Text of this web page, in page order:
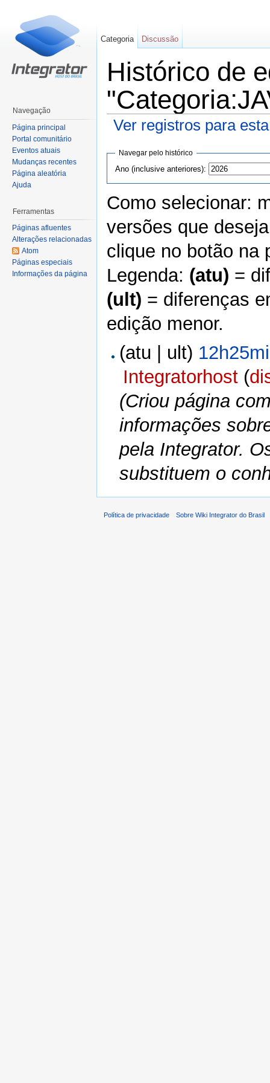
Histórico de
Ver registros para
Navegar pelo histórico
Ano (inclusive anteriores):
Como selecionar:
versões que
clique no botão na
Legenda: (atu) =
(ult) = diferenças
edição menor.
(atu | ult)
Integratorhost (
(Criou página
informações
pela Integrator.
substituem o
Categoria Discussão
Navegação
Página principal
Portal comunitário
Eventos atuais
Mudanças recentes
Página aleatória
Ajuda
Ferramentas
Páginas afluentes
Alterações relacionadas
Atom
Páginas especiais
Informações da página
Política de privacidade Sobre Wiki Integrator do Brasil